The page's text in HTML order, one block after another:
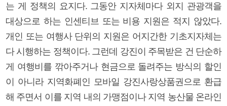
는 게 정책의 요지다. 그동안 지자체마다 외지 관광객을
대상으로 하는 인센티브 또는 비용 지원은 적지 않았다.
개인 또는 여행사 단위의 지원은 어지간한 기초지자체는
다 시행하는 정책이다. 그런데 강진이 주목받은 건 단순하
게 여행비를 깎아주거나 현금으로 돌려주는 방식의 할인
이 아니라 지역화폐인 모바일 강진사랑상품권으로 환급
해 주면서 이를 지역 내의 가맹점이나 지역 농산물 온라인